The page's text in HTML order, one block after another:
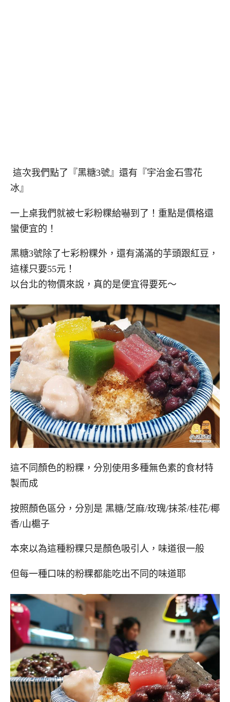
這次我們點了『黑糖3號』還有『宇治金石雪花
冰』
一上桌我們就被七彩粉粿給嚇到了！重點是價格還
蠻便宜的！
黑糖3號除了七彩粉粿外，還有滿滿的芋頭跟紅豆，
這樣只要55元！
以台北的物價來說，真的是便宜得要死～
這不同顏色的粉粿，分別使用多種無色素的食材特
製而成
按照顏色區分，分別是 黑糖/芝麻/玫瑰/抹茶/桂花/椰
香/山槴子
本來以為這種粉粿只是顏色吸引人，味道很一般
但每一種口味的粉粿都能吃出不同的味道耶